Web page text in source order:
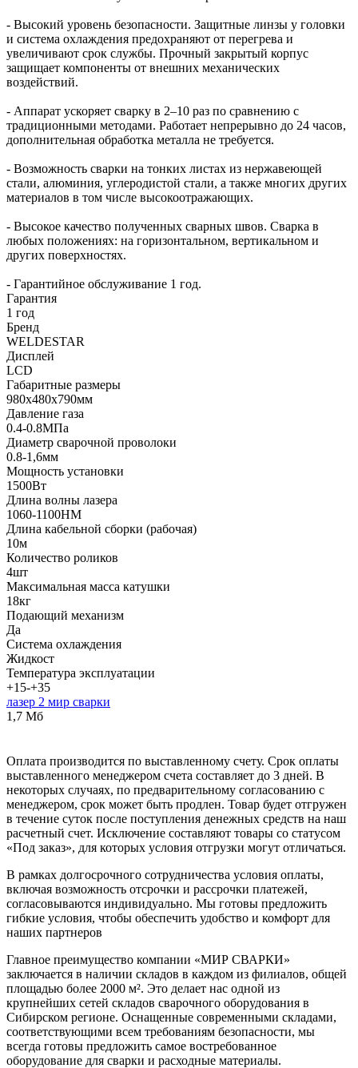
- Высокий уровень безопасности. Защитные линзы у головки
и система охлаждения предохраняют от перегрева и
увеличивают срок службы. Прочный закрытый корпус
защищает компоненты от внешних механических
воздействий.
- Аппарат ускоряет сварку в 2–10 раз по сравнению с
традиционными методами. Работает непрерывно до 24 часов,
дополнительная обработка металла не требуется.
- Возможность сварки на тонких листах из нержавеющей
стали, алюминия, углеродистой стали, а также многих других
материалов в том числе высокоотражающих.
- Высокое качество полученных сварных швов. Сварка в
любых положениях: на горизонтальном, вертикальном и
других поверхностях.
- Гарантийное обслуживание 1 год.
Гарантия
1 год
Бренд
WELDESTAR
Дисплей
LCD
Габаритные размеры
980х480х790мм
Давление газа
0.4-0.8МПа
Диаметр сварочной проволоки
0.8-1,6мм
Мощность установки
1500Вт
Длина волны лазера
1060-1100НМ
Длина кабельной сборки (рабочая)
10м
Количество роликов
4шт
Максимальная масса катушки
18кг
Подающий механизм
Да
Система охлаждения
Жидкост
Температура эксплуатации
+15-+35
лазер 2 мир сварки
1,7 Мб
Оплата производится по выставленному счету. Срок оплаты
выставленного менеджером счета составляет до 3 дней. В
некоторых случаях, по предварительному согласованию с
менеджером, срок может быть продлен. Товар будет отгружен
в течение суток после поступления денежных средств на наш
расчетный счет. Исключение составляют товары со статусом
«Под заказ», для которых условия отгрузки могут отличаться.
В рамках долгосрочного сотрудничества условия оплаты,
включая возможность отсрочки и рассрочки платежей,
согласовываются индивидуально. Мы готовы предложить
гибкие условия, чтобы обеспечить удобство и комфорт для
наших партнеров
Главное преимущество компании «МИР СВАРКИ»
заключается в наличии складов в каждом из филиалов, общей
площадью более 2000 м². Это делает нас одной из
крупнейших сетей складов сварочного оборудования в
Сибирском регионе. Оснащенные современными складами,
соответствующими всем требованиям безопасности, мы
всегда готовы предложить самое востребованное
оборудование для сварки и расходные материалы.